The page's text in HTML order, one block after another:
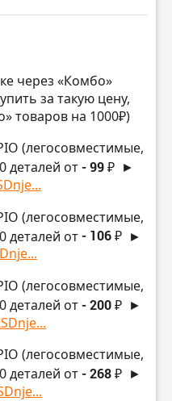
через «Комбо»
за такую цену,
товаров на 1000₽)
(легосовместимые,
деталей от- 99 ₽ ►
(легосовместимые,
деталей от- 106 ₽ ►
(легосовместимые,
деталей от- 200 ₽ ►
(легосовместимые,
деталей от- 268 ₽ ►